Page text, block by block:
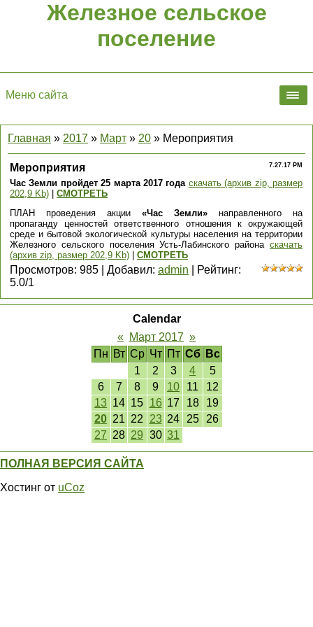
Железное сельское
поселение
Меню сайта
Главная » 2017 » Март » 20 » Мероприятия
7.27.17 PM
Мероприятия
Час Земли пройдет 25 марта 2017 года скачать (архив zip, размер
202,9 Kb)
СМОТРЕТЬ
ПЛАН проведения акции «Час Земли» направленного на
пропаганду ценностей ответственного отношения к окружающей
среде и бытовой экологической культуры населения на территории
Железного сельского поселения Усть-Лабинского района скачать
(архив zip, размер 202,9 Kb)
СМОТРЕТЬ
Просмотров: 985 Добавил: admin Рейтинг:
5.0/1
Calendar
« Март 2017 »
Пн Вт Ср Чт Пт Сб
Вс
1
2 3 4
5
6
7 8 9 10 11
12
13 14 15 16 17 18
19
20 21 22 23 24 25
26
27 28 29 30 31
ПОЛНАЯ ВЕРСИЯ САЙТА
Хостинг от uCoz